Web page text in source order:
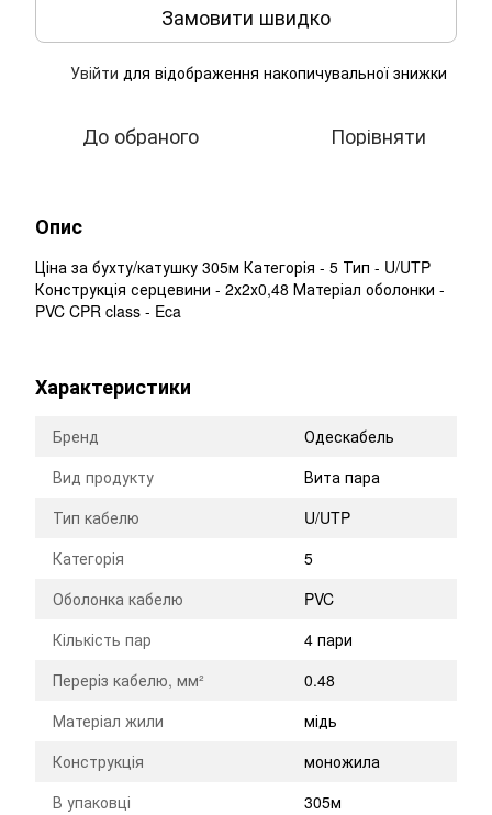
Замовити швидко
Увійти для відображення накопичувальної знижки
До обраного Порівняти
Опис
Ціна за бухту/катушку 305м Категорія - 5 Тип - U/UTP
Конструкція серцевини - 2х2х0,48 Матеріал оболонки -
PVC CPR class - Eca
Характеристики
Бренд
Одескабель
Вид продукту
Вита пара
Тип кабелю
U/UTP
Категорія
5
Оболонка кабелю
PVC
Кількість пар
4 пари
Переріз кабелю, мм²
0.48
Матеріал жили
мідь
Конструкція
моножила
В упаковці
305м